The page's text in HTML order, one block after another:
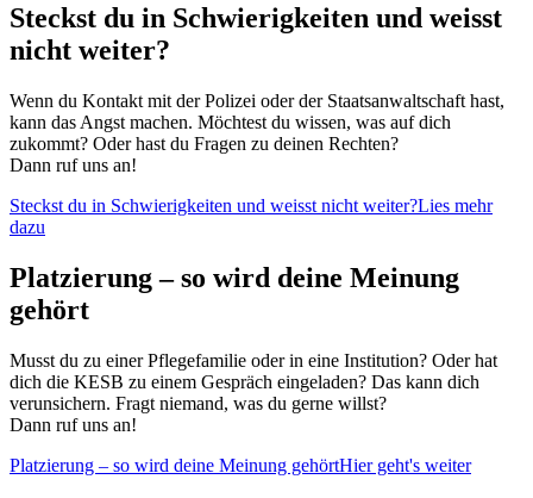
Steckst du in Schwierigkeiten und weisst
nicht weiter?
Wenn du Kontakt mit der Polizei oder der Staatsanwaltschaft hast,
kann das Angst machen. Möchtest du wissen, was auf dich
zukommt? Oder hast du Fragen zu deinen Rechten?
Dann ruf uns an!
Steckst du in Schwierigkeiten und weisst nicht weiter?Lies mehr
dazu
Platzierung – so wird deine Meinung
gehört
Musst du zu einer Pflegefamilie oder in eine Institution? Oder hat
dich die KESB zu einem Gespräch eingeladen? Das kann dich
verunsichern. Fragt niemand, was du gerne willst?
Dann ruf uns an!
Platzierung – so wird deine Meinung gehörtHier geht's weiter